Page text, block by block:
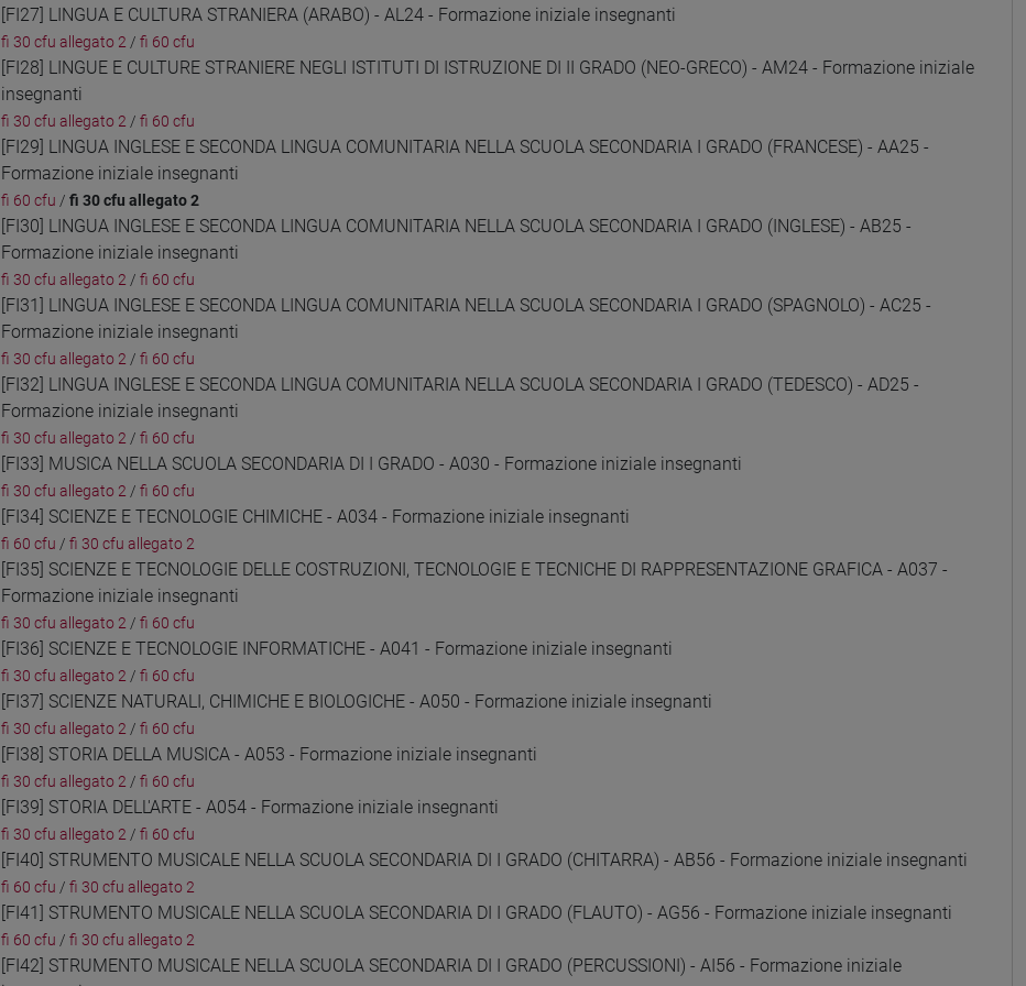
[FI27] LINGUA E CULTURA STRANIERA (ARABO) - AL24 - Formazione iniziale insegnanti
fi 30 cfu allegato 2 / fi 60 cfu
[FI28] LINGUE E CULTURE STRANIERE NEGLI ISTITUTI DI ISTRUZIONE DI II GRADO (NEO-GRECO) - AM24 - Formazione iniziale
insegnanti
fi 30 cfu allegato 2 / fi 60 cfu
[FI29] LINGUA INGLESE E SECONDA LINGUA COMUNITARIA NELLA SCUOLA SECONDARIA I GRADO (FRANCESE) - AA25 -
Formazione iniziale insegnanti
fi 60 cfu / fi 30 cfu allegato 2
[FI30] LINGUA INGLESE E SECONDA LINGUA COMUNITARIA NELLA SCUOLA SECONDARIA I GRADO (INGLESE) - AB25 -
Formazione iniziale insegnanti
fi 30 cfu allegato 2 / fi 60 cfu
[FI31] LINGUA INGLESE E SECONDA LINGUA COMUNITARIA NELLA SCUOLA SECONDARIA I GRADO (SPAGNOLO) - AC25 -
Formazione iniziale insegnanti
fi 30 cfu allegato 2 / fi 60 cfu
[FI32] LINGUA INGLESE E SECONDA LINGUA COMUNITARIA NELLA SCUOLA SECONDARIA I GRADO (TEDESCO) - AD25 -
Formazione iniziale insegnanti
fi 30 cfu allegato 2 / fi 60 cfu
[FI33] MUSICA NELLA SCUOLA SECONDARIA DI I GRADO - A030 - Formazione iniziale insegnanti
fi 30 cfu allegato 2 / fi 60 cfu
[FI34] SCIENZE E TECNOLOGIE CHIMICHE - A034 - Formazione iniziale insegnanti
fi 60 cfu / fi 30 cfu allegato 2
[FI35] SCIENZE E TECNOLOGIE DELLE COSTRUZIONI, TECNOLOGIE E TECNICHE DI RAPPRESENTAZIONE GRAFICA - A037 -
Formazione iniziale insegnanti
fi 30 cfu allegato 2 / fi 60 cfu
[FI36] SCIENZE E TECNOLOGIE INFORMATICHE - A041 - Formazione iniziale insegnanti
fi 30 cfu allegato 2 / fi 60 cfu
[FI37] SCIENZE NATURALI, CHIMICHE E BIOLOGICHE - A050 - Formazione iniziale insegnanti
fi 30 cfu allegato 2 / fi 60 cfu
[FI38] STORIA DELLA MUSICA - A053 - Formazione iniziale insegnanti
fi 30 cfu allegato 2 / fi 60 cfu
[FI39] STORIA DELL'ARTE - A054 - Formazione iniziale insegnanti
fi 30 cfu allegato 2 / fi 60 cfu
[FI40] STRUMENTO MUSICALE NELLA SCUOLA SECONDARIA DI I GRADO (CHITARRA) - AB56 - Formazione iniziale insegnanti
fi 60 cfu / fi 30 cfu allegato 2
[FI41] STRUMENTO MUSICALE NELLA SCUOLA SECONDARIA DI I GRADO (FLAUTO) - AG56 - Formazione iniziale insegnanti
fi 60 cfu / fi 30 cfu allegato 2
[FI42] STRUMENTO MUSICALE NELLA SCUOLA SECONDARIA DI I GRADO (PERCUSSIONI) - AI56 - Formazione iniziale